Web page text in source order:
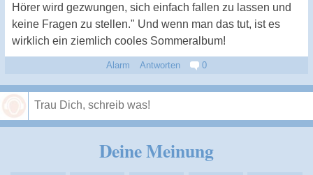
Hörer wird gezwungen, sich einfach fallen zu lassen und
keine Fragen zu stellen." Und wenn man das tut, ist es
wirklich ein ziemlich cooles Sommeralbum!
Alarm Antworten 0
Deine Meinung